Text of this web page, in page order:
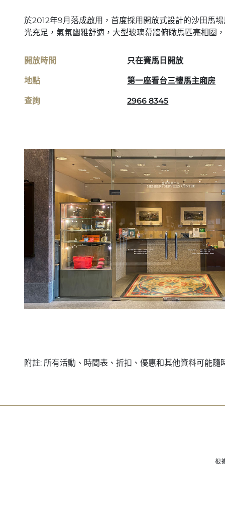
於2012年9月落成啟用，首度採用開放式設計的沙田馬
光充足，氣氛幽雅舒適，大型玻璃幕牆俯瞰馬匹亮相圈
開放時間 只在賽馬日開放
地點 第一座看台三樓馬主廂房
查詢 2966 8345
附註: 所有活動、時間表、折扣、優惠和其他資料可能隨
根